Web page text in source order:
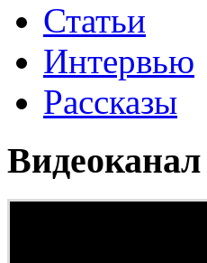
Статьи
Интервью
Рассказы